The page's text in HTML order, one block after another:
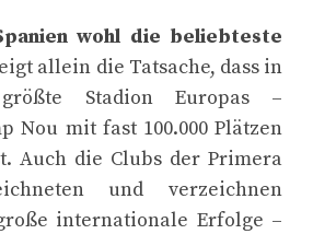
wohl die beliebteste
allein die Tatsache, dass in
Stadion Europas –
Nou mit fast 100.000 Plätzen
Auch die Clubs der Primera
und verzeichnen
internationale Erfolge –